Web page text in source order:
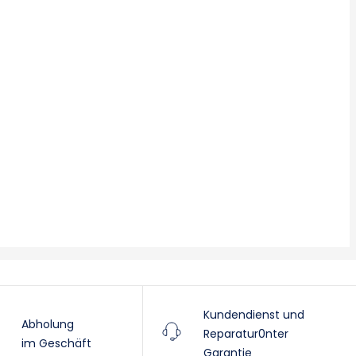
Abholung
im Geschäft
Kundendienst und
Reparatur0nter